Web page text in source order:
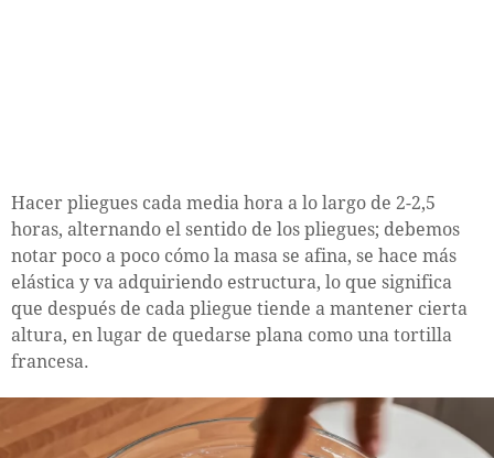
Hacer pliegues cada media hora a lo largo de 2-2,5
horas, alternando el sentido de los pliegues; debemos
notar poco a poco cómo la masa se afina, se hace más
elástica y va adquiriendo estructura, lo que significa
que después de cada pliegue tiende a mantener cierta
altura, en lugar de quedarse plana como una tortilla
francesa.